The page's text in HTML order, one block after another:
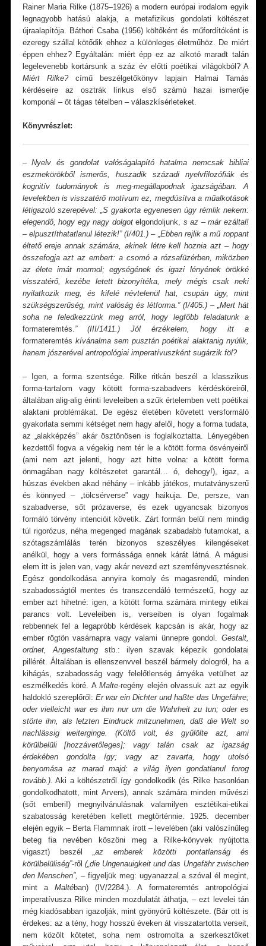
Rainer Maria Rilke (1875–1926) a modern európai irodalom egyik
legnagyobb hatású alakja, a metafizikus gondolati költészet
újraalapítója. Báthori Csaba (1956) költőként és műfordítóként is
ezeregy szállal kötődik ehhez a különleges életműhöz. De miért
éppen ehhez? Egyáltalán: miért épp ez az alkotó maradt talán
legelevenebb kortársunk a száz év előtti poétikai világokból? A
Miért Rilke?című beszélgetőkönyv lapjain Halmai Tamás
kérdéseire az osztrák lírikus első számú hazai ismerője
komponál – öt tágas tételben – válaszkísérleteket.
Könyvrészlet:
– Nyelv és gondolat valóságalapító hatalma nemcsak bibliai
eszmekörökből ismerős, huszadik századi nyelvfilozófiák és
kognitív tudományok is meg-megállapodnak igazságában. A
levelekben is visszatérő motívum ez, megdúsítva a műalkotások
létigazoló szerepével: „S gyakorta egyenesen úgy rémlik nekem:
elegendő, hogy egy nagy dolgotelgondoljunk, s az – már ezáltal!
– elpusztíthatatlanul létezik!” (I/401.) – „Ebben rejlik a mű roppant
éltető ereje annak számára, akinek létre kell hoznia azt – hogy
összefogja azt az embert: a csomó a rózsafüzérben, miközben
az élete imát mormol; egységének és igazi lényének örökké
visszatérő, kezébe letett bizonyítéka, mely mégis csak neki
nyilatkozik meg, és kifelé névtelenül hat, csupán úgy, mint
szükségszerűség, mint valóság és létforma.” (I/405.) – „Mert hát
soha ne feledkezzünk meg arról, hogy legfőbb feladatunk a
formateremtés.”(III/1411.) Jól érzékelem, hogy itt a
formateremtés kívánalma sem pusztán poétikai alaktanig nyúlik,
hanem jószerével antropológiai imperatívuszként sugárzik föl?
– Igen, a forma szentsége. Rilke ritkán beszél a klasszikus
forma-tartalom vagy kötött forma-szabadvers kérdésköreiről,
általában alig-alig érinti leveleiben a szűk értelemben vett poétikai
alaktani problémákat. De egész életében követett versformáló
gyakorlata semmi kétséget nem hagy afelől, hogy a forma tudata,
az „alakképzés” akár ösztönösen is foglalkoztatta. Lényegében
kezdettől fogva a végekig nem tér le a kötött forma ösvényeiről
(ami nem azt jelenti, hogy azt hitte volna: a kötött forma
önmagában nagy költészetet garantál… ó, dehogy!), igaz, a
húszas években akad néhány – inkább játékos, mutatványszerű
és könnyed – „tölcsérverse” vagy haikuja. De, persze, van
szabadverse, sőt prózaverse, és ezek ugyancsak bizonyos
formáló törvény intencióit követik. Zárt formán belül nem mindig
túl rigorózus, néha megenged magának szabadabb futamokat, a
szótagszámlálás terén bizonyos szeszélyes kilengéseket
anélkül, hogy a vers formássága ennek kárát látná. A mágusi
elem itt is jelen van, vagy akár nevezd ezt szemfényvesztésnek.
Egész gondolkodása annyira komoly és magasrendű, minden
szabadosságtól mentes és transzcendáló természetű, hogy az
ember azt hihetné: igen, a kötött forma számára mintegy etikai
parancs volt. Leveleiben is, verseiben is olyan fogalmak
rebbennek fel a legapróbb kérdések kapcsán is akár, hogy az
ember rögtön vasárnapra vagy valami ünnepre gondol. Gestalt,
ordnet, Angestaltungstb.: ilyen szavak képezik gondolatai
pillérét. Általában is ellenszenvvel beszél bármely dologról, ha a
kihágás, szabadosság vagy felelőtlenség árnyéka vetülhet az
eszmélkedés köré. AMalte-regény elején olvassuk azt az egyik
haldokló szereplőről: Er war ein Dichter und haßte das Ungefähre;
oder vielleicht war es ihm nur um die Wahrheit zu tun; oder es
störte ihn, als letzten Eindruck mitzunehmen, daß die Welt so
nachlässig weiterginge. (Költő volt, és gyűlölte azt, ami
körülbelüli [hozzávetőleges]; vagy talán csak az igazság
érdekében gondolta így; vagy az zavarta, hogy utolsó
benyomása az marad majd: a világ ilyen gondatlanul forog
tovább.). Aki a költészetről így gondolkodik (és Rilke hasonlóan
gondolkodhatott, mint Arvers), annak számára minden művészi
(sőt emberi!) megnyilvánulásnak valamilyen esztétikai-etikai
szabatosság keretében kellett megtörténnie. 1925. december
elején egyik – Berta Flammnak írott – levelében (aki valószínűleg
beteg fia nevében köszöni meg a Rilke-könyvek nyújtotta
vigaszt) beszél „az emberek
közötti pontatlanság és
körülbelüliség”-ről („die Ungenauigkeit und das Ungefähr zwischen
den Menschen”, – figyeljük meg: ugyanazzal a szóval él megint,
mint a Maltéban) (IV/2284.). A formateremtés antropológiai
imperatívusza Rilke minden mozdulatát áthatja, – ezt levelei tán
még kiadósabban igazolják, mint gyönyörű költészete. (Bár ott is
érdekes: az a tény, hogy hosszú éveken át visszatartotta verseit,
nem közölt kötetet, soha nem ostromolta a szerkesztőket